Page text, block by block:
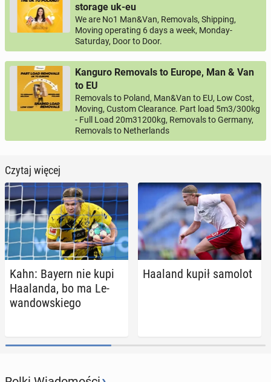
storage uk-eu
We are No1 Man&Van, Removals, Shipping,
Moving operating 6 days a week, Monday-
Saturday, Door to Door.
Kanguro Removals to Europe, Man & Van
to EU
Removals to Poland, Man&Van to EU, Low Cost,
Moving, Custom Clearance. Part load 5m3/300kg
- Full Load 20m31200kg, Removals to Germany,
Removals to Netherlands
Czytaj więcej
Kahn: Bayern nie kupi
Ha­alan­da, bo ma Le­
wan­dow­skie­go
Haaland kupił samolot